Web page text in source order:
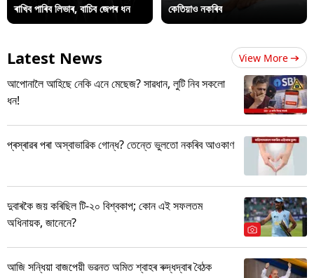
ৰাখিব পাৰিব লিভাৰ, বাচিব জেপৰ ধন
কেতিয়াও নকৰিব
Latest News View More
আপোনালৈ আহিছে নেকি এনে মেছেজ? সাৱধান, লুটি নিব সকলো
ধন!
প্ৰস্ৰাৱৰ পৰা অস্বাভাৱিক গোন্ধ? তেন্তে ভুলতো নকৰিব আওকাণ
দুবাৰকৈ জয় কৰিছিল টি-২০ বিশ্বকাপ; কোন এই সফলতম
অধিনায়ক, জানেনে?
আজি সন্ধিয়া বাজপেয়ী ভৱনত অমিত শ্বাহৰ ৰুদ্ধদ্বাৰ বৈঠক